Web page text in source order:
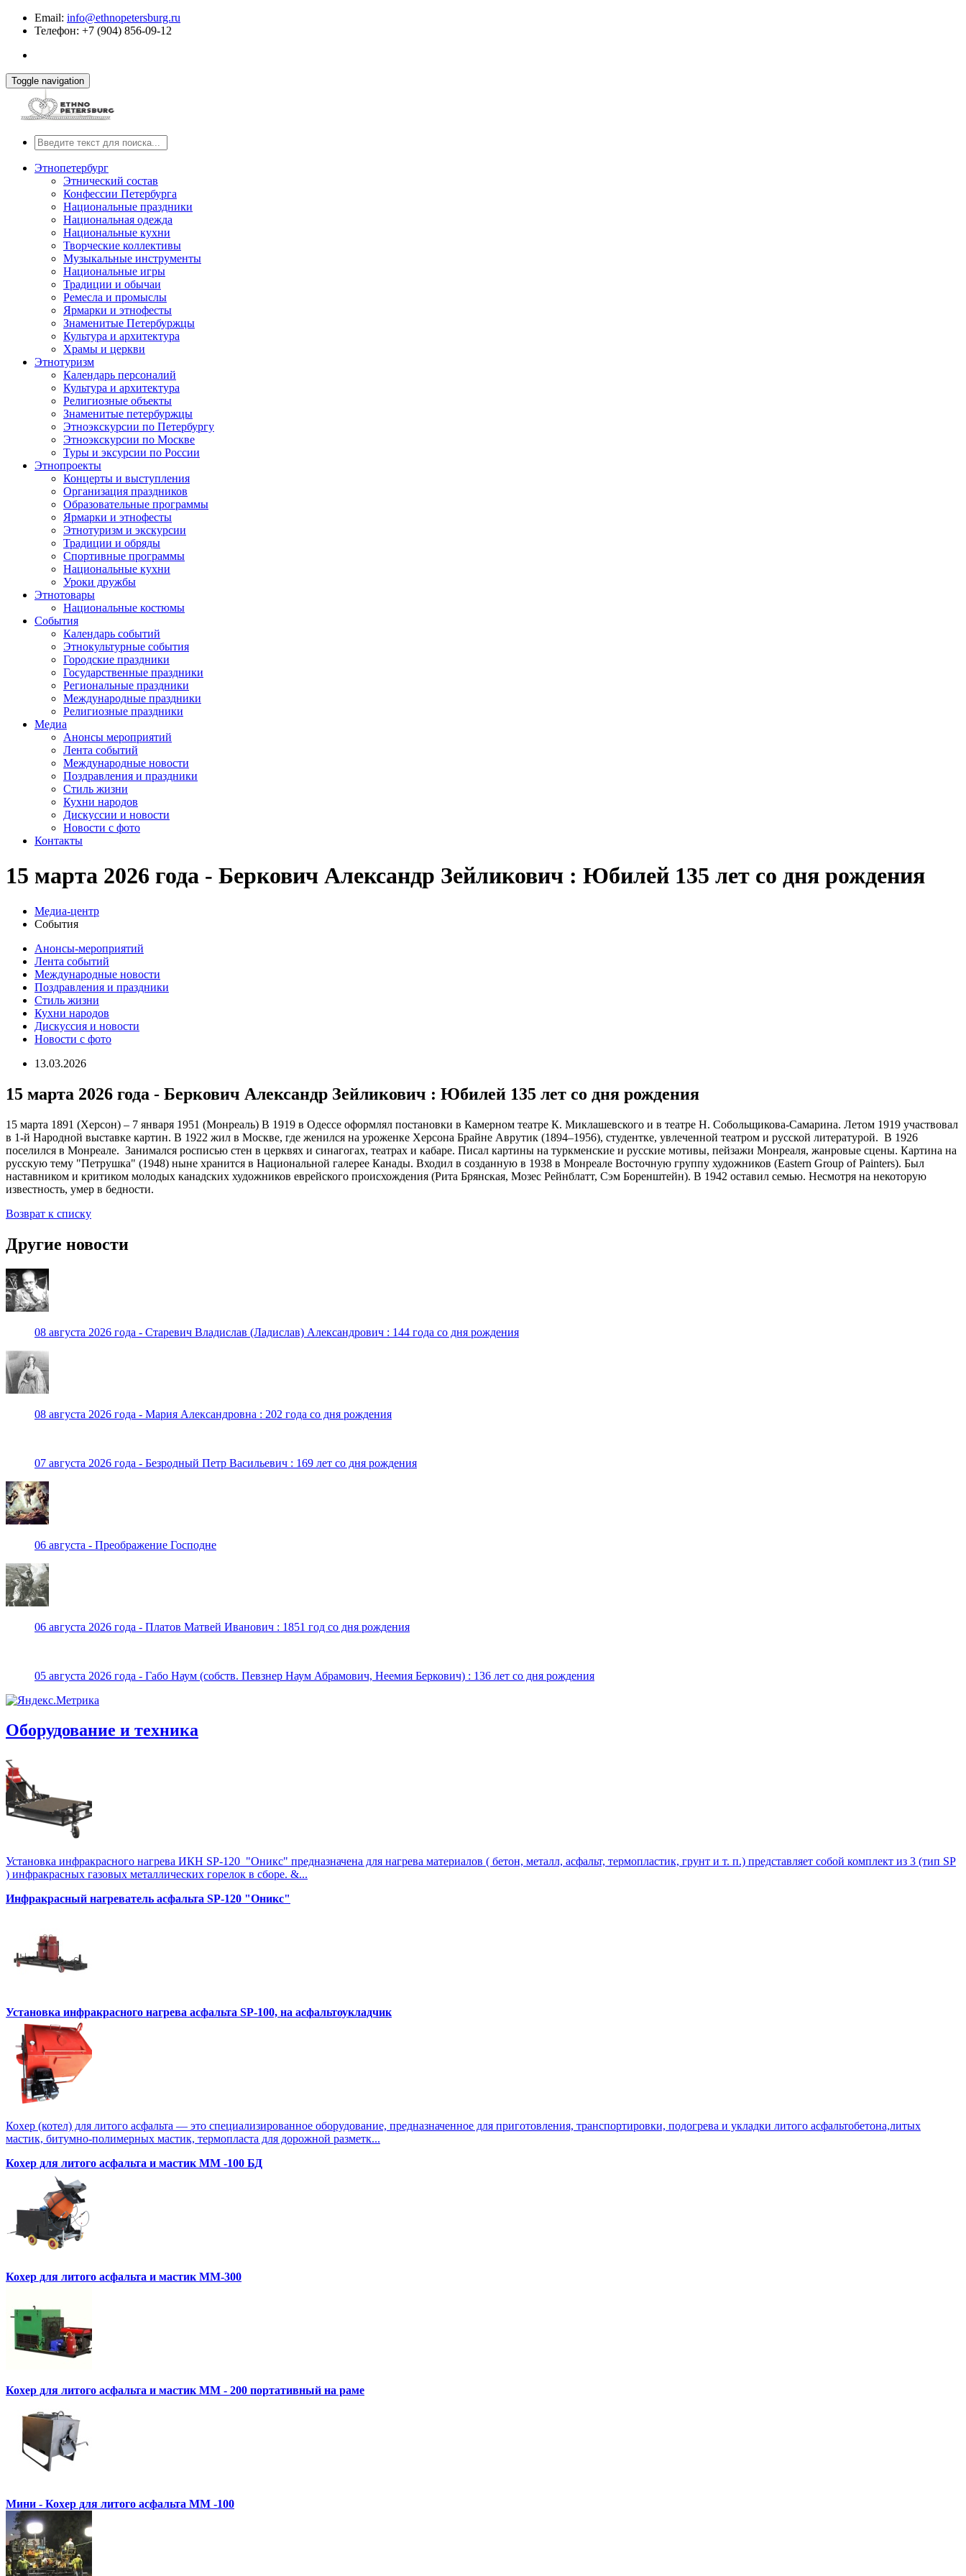
Email: info@ethnopetersburg.ru
Телефон: +7 (904) 856-09-12
Toggle navigation
Этнопетербург
Этнический состав
Конфессии Петербурга
Национальные праздники
Национальная одежда
Национальные кухни
Творческие коллективы
Музыкальные инструменты
Национальные игры
Традиции и обычаи
Ремесла и промыслы
Ярмарки и этнофесты
Знаменитые Петербуржцы
Культура и архитектура
Храмы и церкви
Этнотуризм
Календарь персоналий
Культура и архитектура
Религиозные объекты
Знаменитые петербуржцы
Этноэкскурсии по Петербургу
Этноэкскурсии по Москве
Туры и эксурсии по России
Этнопроекты
Концерты и выступления
Организация праздников
Образовательные программы
Ярмарки и этнофесты
Этнотуризм и экскурсии
Традиции и обряды
Спортивные программы
Национальные кухни
Уроки дружбы
Этнотовары
Национальные костюмы
События
Календарь событий
Этнокультурные события
Городские праздники
Государственные праздники
Региональные праздники
Международные праздники
Религиозные праздники
Медиа
Анонсы мероприятий
Лента событий
Международные новости
Поздравления и праздники
Cтиль жизни
Кухни народов
Дискуссии и новости
Новости с фото
Контакты
15 марта 2026 года - Беркович Александр Зейликович : Юбилей 135 лет со дня рождения
Медиа-центр
События
Анонсы-мероприятий
Лента событий
Международные новости
Поздравления и праздники
Cтиль жизни
Кухни народов
Дискуссия и новости
Новости с фото
13.03.2026
15 марта 2026 года - Беркович Александр Зейликович : Юбилей 135 лет со дня рождения
15 марта 1891 (Херсон) – 7 января 1951 (Монреаль) В 1919 в Одессе оформлял постановки в Камерном театре К. Миклашевского и в театре Н. Собольщикова-Самарина. Летом 1919 участвовал
в 1-й Народной выставке картин. В 1922 жил в Москве, где женился на уроженке Херсона Брайне Аврутик (1894–1956), студентке, увлеченной театром и русской литературой. В 1926
поселился в Монреале. Занимался росписью стен в церквях и синагогах, театрах и кабаре. Писал картины на туркменские и русские мотивы, пейзажи Монреаля, жанровые сцены. Картина на
русскую тему "Петрушка" (1948) ныне хранится в Национальной галерее Канады. Входил в созданную в 1938 в Монреале Восточную группу художников (Eastern Group of Painters). Был
наставником и критиком молодых канадских художников еврейского происхождения (Рита Брянская, Мозес Рейнблатт, Сэм Боренштейн). В 1942 оставил семью. Несмотря на некоторую
известность, умер в бедности.
Возврат к списку
Другие новости
08 августа 2026 года - Старевич Владислав (Ладислав) Александрович : 144 года со дня рождения
08 августа 2026 года - Мария Александровна : 202 года со дня рождения
07 августа 2026 года - Безродный Петр Васильевич : 169 лет со дня рождения
06 августа - Преображение Господне
06 августа 2026 года - Платов Матвей Иванович : 1851 год со дня рождения
05 августа 2026 года - Габо Наум (собств. Певзнер Наум Абрамович, Неемия Беркович) : 136 лет со дня рождения
Оборудование и техника
Установка инфракрасного нагрева ИКН SP-120 "Оникс" предназначена для нагрева материалов ( бетон, металл, асфальт, термопластик, грунт и т. п.) представляет собой комплект из 3 (тип SP
) инфракрасных газовых металлических горелок в сборе. &...
Инфракрасный нагреватель асфальта SP-120 "Оникс"
Установка инфракрасного нагрева асфальта SP-100, на асфальтоукладчик
Кохер (котел) для литого асфальта — это специализированное оборудование, предназначенное для приготовления, транспортировки, подогрева и укладки литого асфальтобетона,литых
мастик, битумно-полимерных мастик, термопласта для дорожной разметк...
Кохер для литого асфальта и мастик MM -100 БД
Кохер для литого асфальта и мастик MM-300
Кохер для литого асфальта и мастик MM - 200 портативный на раме
Мини - Кохер для литого асфальта MM -100